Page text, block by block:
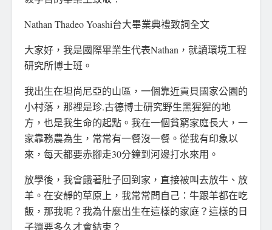
Nathan Thadeo Yoashi台大畢業典禮致詞全文
大家好，我是國際畢業生代表Nathan，就讀環境工程
研究所博士班。
我出生在坦尚尼亞的山區，一個靠近貢貝國家公園的
小村落，那裡是珍.古德博士研究野生黑猩猩的地
方，也是我生命的起點。我在一個貧窮家庭長大，一
家靠務農為生，常常有一餐沒一餐。從我有印象以
來，每天都要赤腳走30分鐘到河邊打水來用。
放學後，我會餓著肚子回到家，直接被叫去放牛、放
羊。在安靜的草原上，我常常問自己：牛跟羊都在吃
飯，那我呢？我為什麼出生在這樣的家庭？這樣的日
子還要多久才會結束？